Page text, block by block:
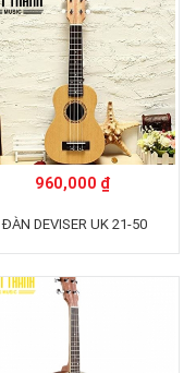
960,000 ₫
ĐÀN DEVISER UK 21-50